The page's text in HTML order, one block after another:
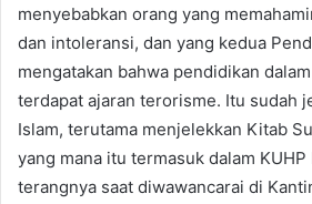
menyebabkan orang yang
dan intoleransi, dan yang kedua
mengatakan bahwa pendidikan
terdapat ajaran terorisme. Itu sudah
Islam, terutama menjelekkan Kitab
yang mana itu termasuk dalam KUHP
terangnya saat diwawancarai di